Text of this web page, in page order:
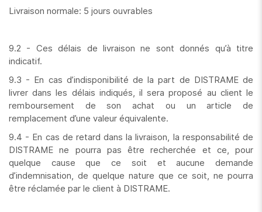
Livraison normale: 5 jours ouvrables
9.2 - Ces délais de livraison ne sont donnés qu’à titre
indicatif.
9.3 - En cas d’indisponibilité de la part de DISTRAME de
livrer dans les délais indiqués, il sera proposé au client le
remboursement de son achat ou un article de
remplacement d’une valeur équivalente.
9.4 - En cas de retard dans la livraison, la responsabilité de
DISTRAME ne pourra pas être recherchée et ce, pour
quelque cause que ce soit et aucune demande
d’indemnisation, de quelque nature que ce soit, ne pourra
être réclamée par le client à DISTRAME.